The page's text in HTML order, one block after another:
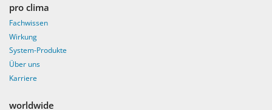
pro clima
Fachwissen
Wirkung
System-Produkte
Über uns
Karriere
worldwide